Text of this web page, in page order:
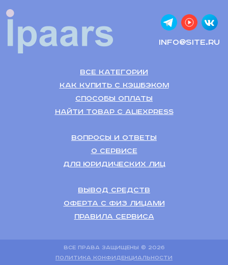
Все категории
Как купить с кэшбэком
Способы оплаты
Найти товар с Aliexpress
Вопросы и ответы
О сервисе
Для Юридических лиц
Вывод средств
Оферта с физ лицами
Правила сервиса
info@site.ru
Все права защищены © 2026
Политика конфиденциальности